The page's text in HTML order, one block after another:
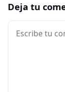
Deja tu
Comentario